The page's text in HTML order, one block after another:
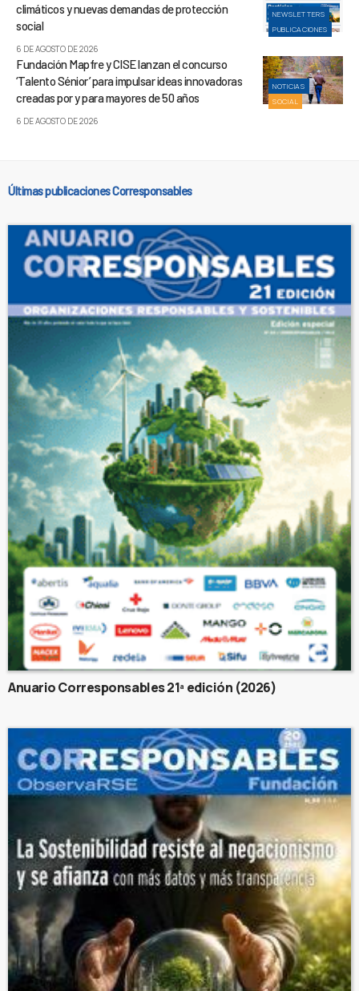
NEWSLETTERS
PUBLICACIONES
climáticos y nuevas demandas de protección
social
6 DE AGOSTO DE 2026
NOTICIAS
SOCIAL
Fundación Mapfre y CISE lanzan el concurso
‘Talento Sénior’ para impulsar ideas innovadoras
creadas por y para mayores de 50 años
6 DE AGOSTO DE 2026
Últimas publicaciones Corresponsables
Anuario Corresponsables 21ª edición (2026)